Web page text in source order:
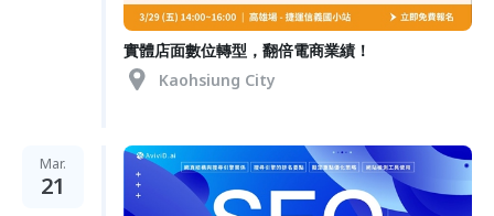
實體店面數位轉型，翻倍電商業績！
Kaohsiung City
Mar.
21